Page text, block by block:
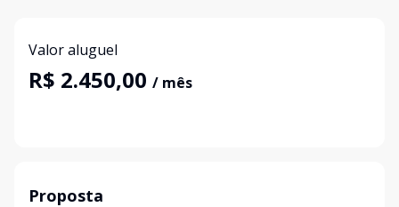
Valor aluguel
R$ 2.450,00 / mês
Proposta